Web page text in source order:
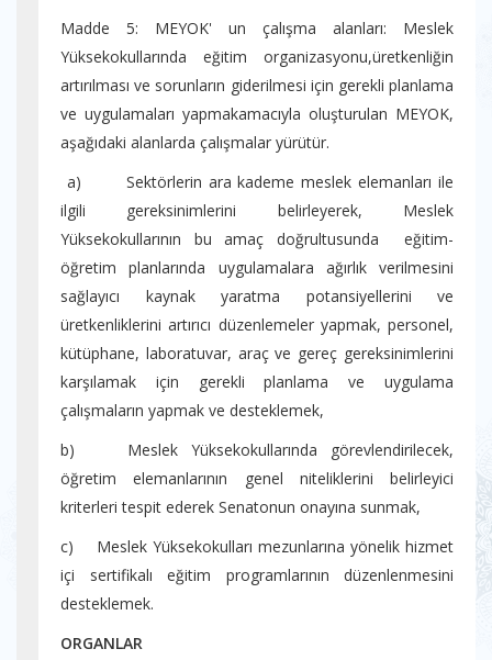
Madde 5: MEYOK' un çalışma alanları: Meslek
Yüksekokullarında eğitim organizasyonu,üretkenliğin
artırılması ve sorunların giderilmesi için gerekli planlama
ve uygulamaları yapmakamacıyla oluşturulan MEYOK,
aşağıdaki alanlarda çalışmalar yürütür.
a) Sektörlerin ara kademe meslek elemanları ile
ilgili gereksinimlerini belirleyerek, Meslek
Yüksekokullarının bu amaç doğrultusunda eğitim-
öğretim planlarında uygulamalara ağırlık verilmesini
sağlayıcı kaynak yaratma potansiyellerini ve
üretkenliklerini artırıcı düzenlemeler yapmak, personel,
kütüphane, laboratuvar, araç ve gereç gereksinimlerini
karşılamak için gerekli planlama ve uygulama
çalışmaların yapmak ve desteklemek,
b) Meslek Yüksekokullarında görevlendirilecek,
öğretim elemanlarının genel niteliklerini belirleyici
kriterleri tespit ederek Senatonun onayına sunmak,
c) Meslek Yüksekokulları mezunlarına yönelik hizmet
içi sertifikalı eğitim programlarının düzenlenmesini
desteklemek.
ORGANLAR